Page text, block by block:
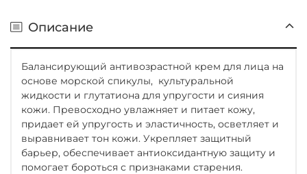
Описание
Балансирующий антивозрастной крем для лица на
основе морской спикулы, культуральной
жидкости и глутатиона для упругости и сияния
кожи. Превосходно увлажняет и питает кожу,
придает ей упругость и эластичность, осветляет и
выравнивает тон кожи. Укрепляет защитный
барьер, обеспечивает антиоксидантную защиту и
помогает бороться с признаками старения.